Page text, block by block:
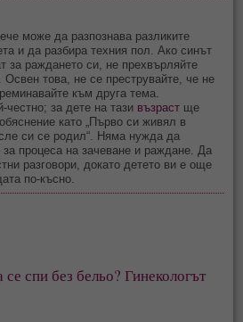
може да разпознава разликите
и да разбира техния пол. Ако синът
за раждането си, не прехвърляйте
това, не се преструвайте, че не
към друга тема.
за дете на тази възраст ще
като „Първо си живял в
си се родил“. Няма нужда да
за процеса на зачеване и раждане. Да
разговори, докато детето ви е още
по-късно.
спи без бельо? Гинекологът